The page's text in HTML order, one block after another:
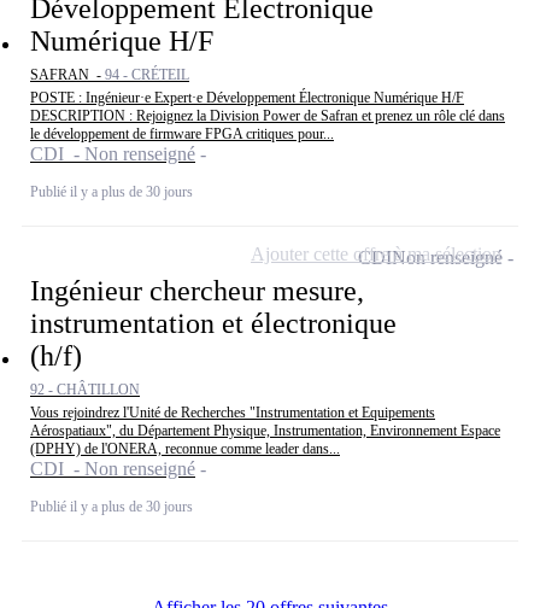
Développement Électronique
Numérique H/F
SAFRAN - 94 - CRÉTEIL
POSTE : Ingénieur·e Expert·e Développement Électronique Numérique H/F
DESCRIPTION : Rejoignez la Division Power de Safran et prenez un rôle clé dans
le développement de firmware FPGA critiques pour...
CDI - Non renseigné
Publié il y a plus de 30 jours
Ingénieur chercheur mesure,
instrumentation et électronique
(h/f)
92 - CHÂTILLON
Vous rejoindrez l'Unité de Recherches "Instrumentation et Equipements
Aérospatiaux", du Département Physique, Instrumentation, Environnement Espace
(DPHY) de l'ONERA, reconnue comme leader dans...
CDI - Non renseigné
Publié il y a plus de 30 jours
CDINon renseigné
Ajouter cette offre à ma sélection